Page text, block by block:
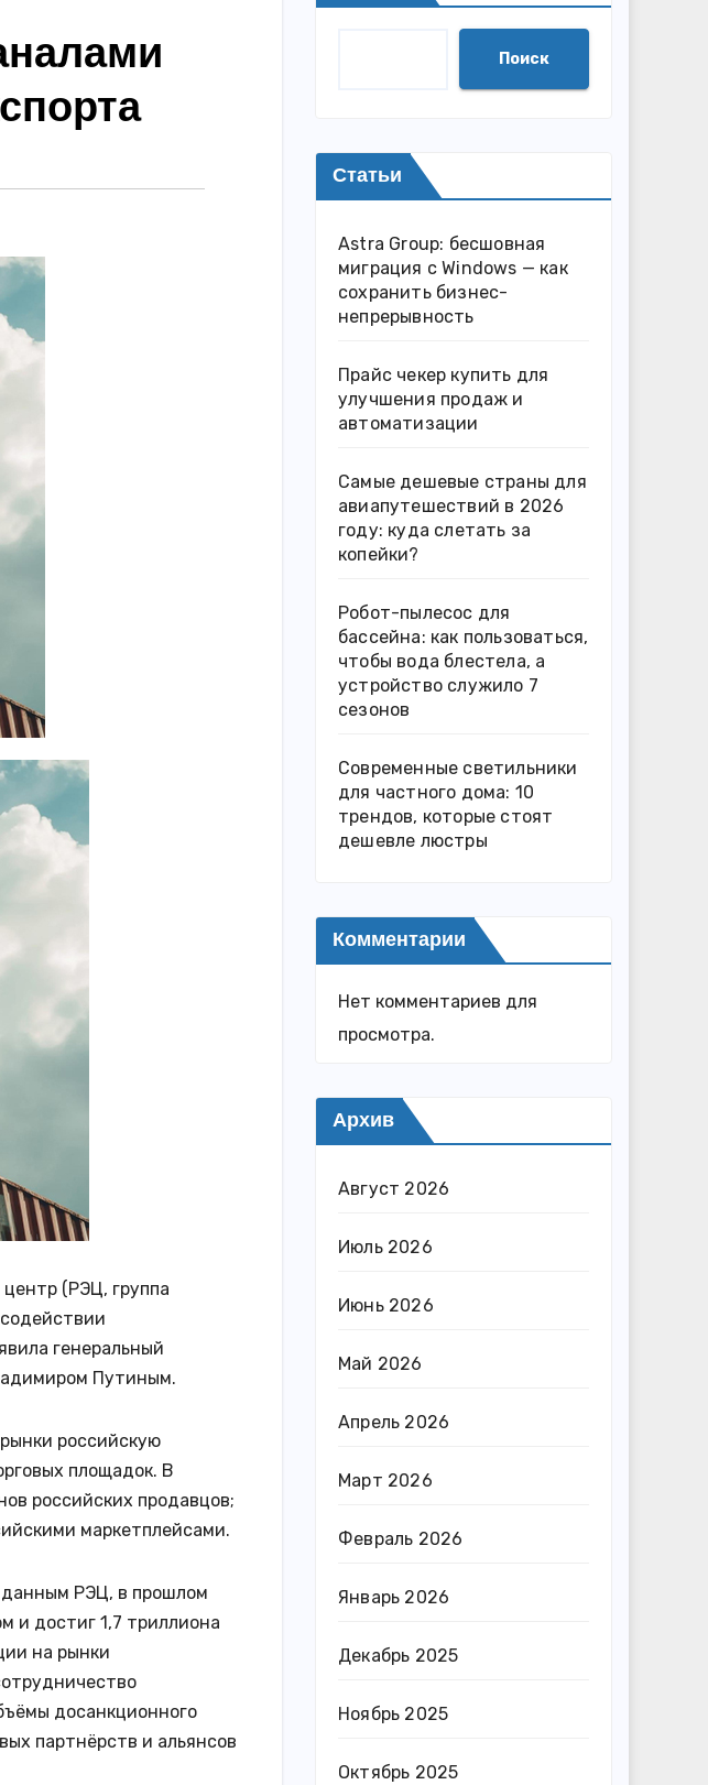
(РЭЦ, группа
генеральный
Путиным.
российскую
площадок. В
российских продавцов;
маркетплейсами.
данным РЭЦ, в прошлом
и достиг 1,7 триллиона
на рынки
досанкционного
партнёрств и альянсов
Поиск
Статьи
Astra Group: бесшовная
миграция с Windows — как
сохранить бизнес-
непрерывность
Прайс чекер купить для
улучшения продаж и
автоматизации
Самые дешевые страны для
авиапутешествий в 2026
году: куда слетать за
копейки?
Робот-пылесос для
бассейна: как пользоваться,
чтобы вода блестела, а
устройство служило 7
сезонов
Современные светильники
для частного дома: 10
трендов, которые стоят
дешевле люстры
Комментарии
Нет комментариев для
просмотра.
Архив
Август 2026
Июль 2026
Июнь 2026
Май 2026
Апрель 2026
Март 2026
Февраль 2026
Январь 2026
Декабрь 2025
Ноябрь 2025
Октябрь 2025